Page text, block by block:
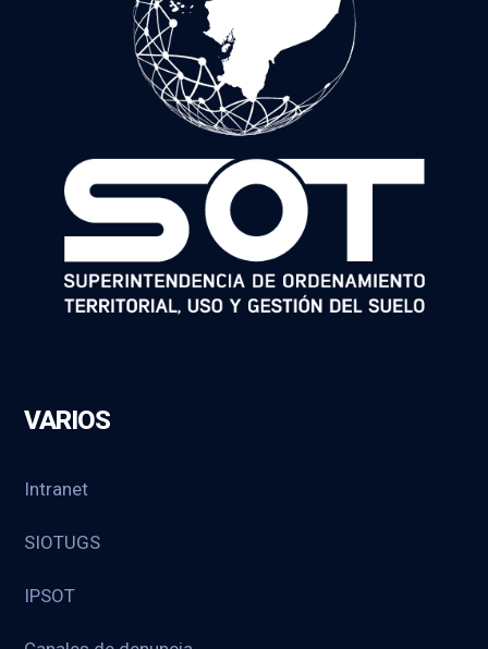
VARIOS
Intranet
SIOTUGS
IPSOT